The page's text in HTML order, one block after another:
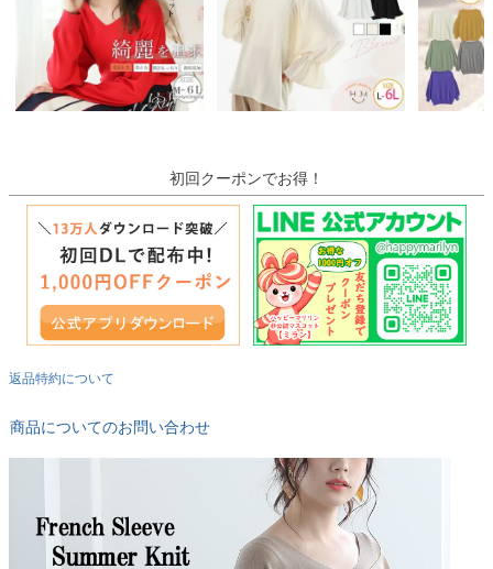
初回クーポンでお得！
返品特約について
商品についてのお問い合わせ